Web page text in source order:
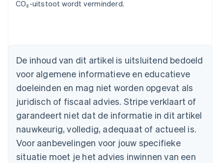
CO₂-uitstoot wordt verminderd.
De inhoud van dit artikel is uitsluitend bedoeld
voor algemene informatieve en educatieve
doeleinden en mag niet worden opgevat als
juridisch of fiscaal advies. Stripe verklaart of
garandeert niet dat de informatie in dit artikel
nauwkeurig, volledig, adequaat of actueel is.
Voor aanbevelingen voor jouw specifieke
situatie moet je het advies inwinnen van een
Português English
Bulgarije
English
Canada
EnglishFrançais
English
Denemarken
Duitsland
DeutschEnglish